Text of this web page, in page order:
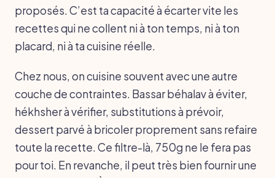
proposés. C’est ta capacité à écarter vite les
recettes qui ne collent ni à ton temps, ni à ton
placard, ni à ta cuisine réelle.
Chez nous, on cuisine souvent avec une autre
couche de contraintes. Bassar béhalav à éviter,
hékhsher à vérifier, substitutions à prévoir,
dessert parvé à bricoler proprement sans refaire
toute la recette. Ce filtre-là, 750g ne le fera pas
pour toi. En revanche, il peut très bien fournir une